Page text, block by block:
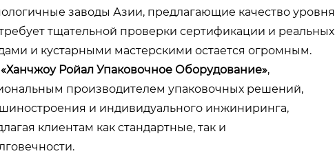
заводы Азии, предлагающие качество уровня
тщательной проверки сертификации и реальных
и кустарными мастерскими остается огромным.
Ройал Упаковочное Оборудование»,
производителем упаковочных решений,
и индивидуального инжиниринга,
клиентам как стандартные, так и